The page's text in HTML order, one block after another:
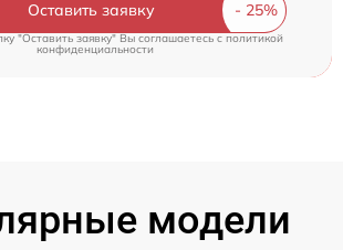
Оставить заявку
"Оставить заявку" Вы соглашаетесь cполитикой
конфиденциальности
модели